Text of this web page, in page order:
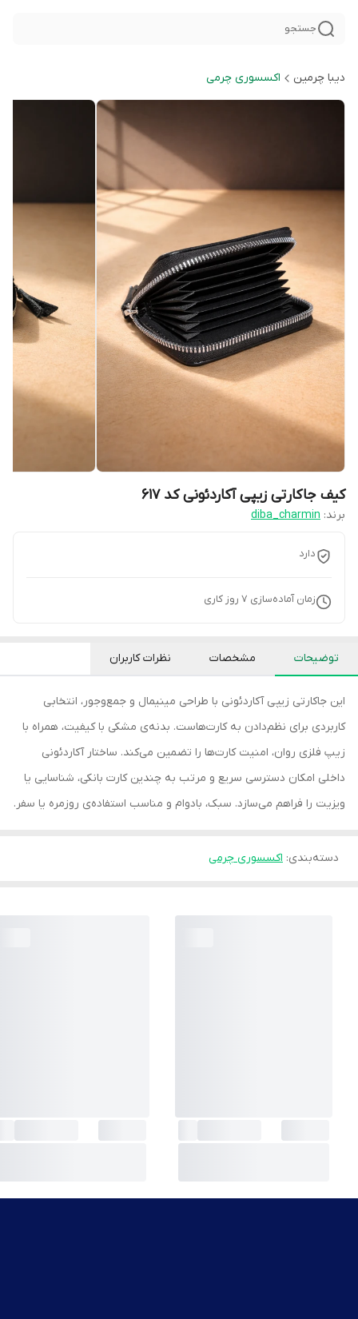
جستجو
دیبا چرمین اکسسوری چرمی
کیف جاکارتی زیپی آ‌کاردئونی کد ۶۱۷
برند: diba_charmin
دارد
زمان آماده‌سازی 7 روز کاری
توضیحات مشخصات نظرات کاربران
این جاکارتی زیپی آکاردئونی با طراحی مینیمال و جمع‌وجور، انتخابی
کاربردی برای نظم‌دادن به کارت‌هاست. بدنه‌ی مشکی با کیفیت، همراه با
زیپ فلزی روان، امنیت کارت‌ها را تضمین می‌کند. ساختار آکاردئونی
داخلی امکان دسترسی سریع و مرتب به چندین کارت بانکی، شناسایی یا
ویزیت را فراهم می‌سازد. سبک، بادوام و مناسب استفاده‌ی روزمره یا سفر.
دسته‌بندی: اکسسوری چرمی